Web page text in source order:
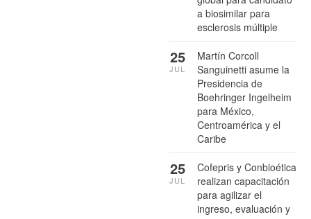
a biosimilar para
esclerosis múltiple
Martín Corcoll
Sanguinetti asume la
Presidencia de
Boehringer Ingelheim
para México,
Centroamérica y el
Caribe
25
JUL
Cofepris y Conbioética
realizan capacitación
para agilizar el
ingreso, evaluación y
25
JUL